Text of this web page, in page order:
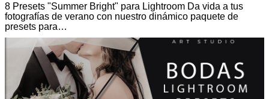
8 Presets "Summer Bright" para Lightroom Da vida a tus
fotografías de verano con nuestro dinámico paquete de
presets para…